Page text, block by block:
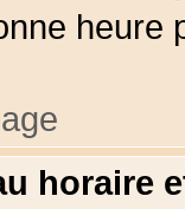
heure
horaire